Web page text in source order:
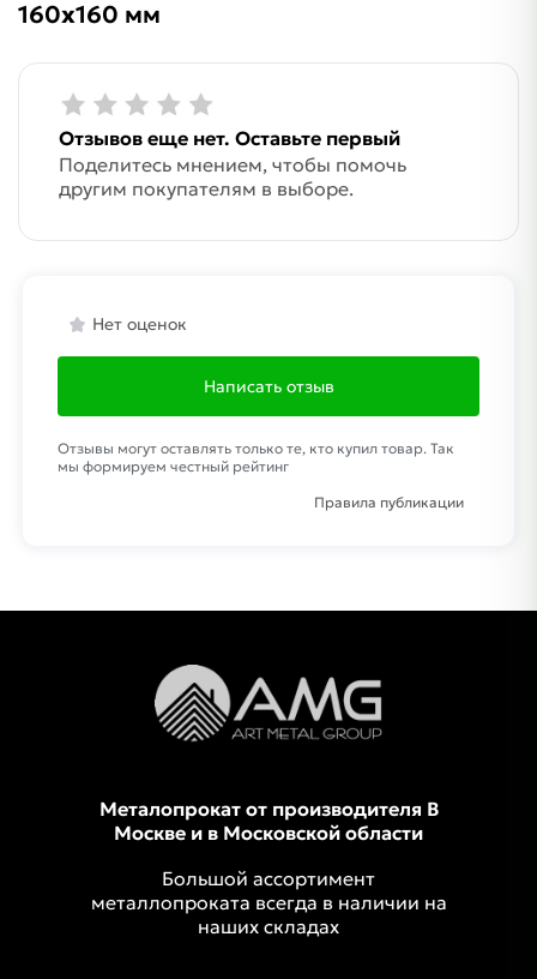
160х160 мм
Отзывов еще нет. Оставьте первый
Поделитесь мнением, чтобы помочь
другим покупателям в выборе.
Нет оценок
Написать отзыв
Отзывы могут оставлять только те, кто купил товар. Так
мы формируем честный рейтинг
Правила публикации
Металопрокат от производителя В
Москве и в Московской области
Большой ассортимент
металлопроката всегда в наличии на
наших складах